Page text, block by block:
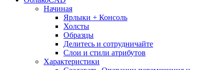
Начиная
Ярлыки + Консоль
Холсты
Образцы
Делитесь и сотрудничайте
Слои и стили атрибутов
Характеристики